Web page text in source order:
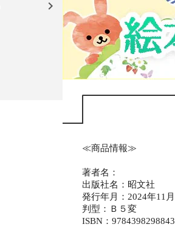
≪商品情報≫
著者名：
出版社名：昭文社
発行年月：2024年11月
判型：Ｂ５変
ISBN：9784398298843